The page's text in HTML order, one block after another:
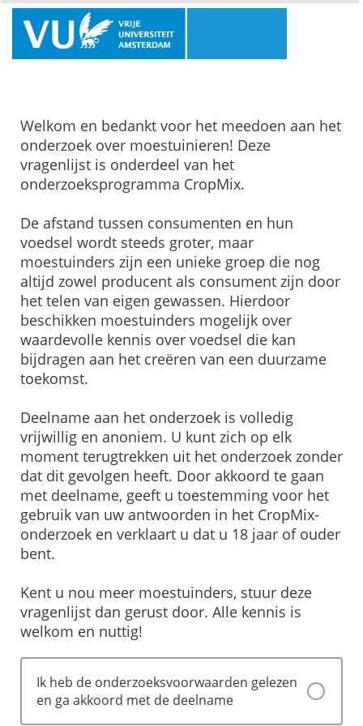
Welkom en bedankt voor het meedoen aan het
onderzoek over moestuinieren! Deze
vragenlijst is onderdeel van het
onderzoeksprogramma CropMix.
De afstand tussen consumenten en hun
voedsel wordt steeds groter, maar
moestuinders zijn een unieke groep die nog
altijd zowel producent als consument zijn door
het telen van eigen gewassen. Hierdoor
beschikken moestuinders mogelijk over
waardevolle kennis over voedsel die kan
bijdragen aan het creëren van een duurzame
toekomst.
Deelname aan het onderzoek is volledig
vrijwillig en anoniem. U kunt zich op elk
moment terugtrekken uit het onderzoek zonder
dat dit gevolgen heeft. Door akkoord te gaan
met deelname, geeft u toestemming voor het
gebruik van uw antwoorden in het CropMix-
onderzoek en verklaart u dat u 18 jaar of ouder
bent.
Kent u nou meer moestuinders, stuur deze
vragenlijst dan gerust door. Alle kennis is
welkom en nuttig!
Ik heb de onderzoeksvoorwaarden gelezen
en ga akkoord met de deelname